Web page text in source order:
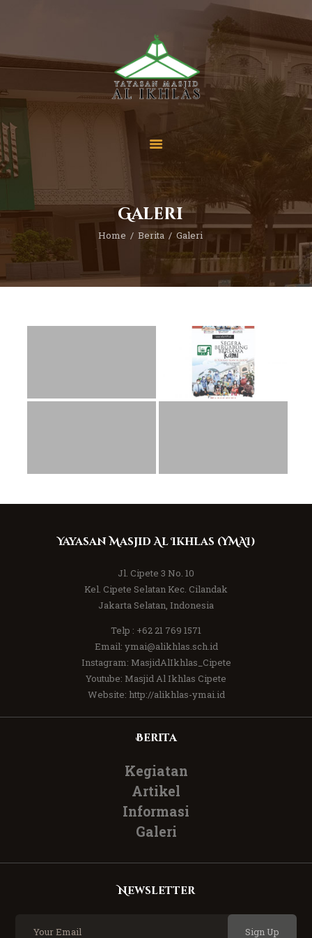
Galeri
Home Berita Galeri
Tentang Kami
Sekolah
Berita
Yuk Berdonasi
Kontak
Yayasan Masjid Al Ikhlas (YMAI)
Jl. Cipete 3 No. 10
Kel. Cipete Selatan Kec. Cilandak
Jakarta Selatan, Indonesia
Telp : +62 21 769 1571
Email: ymai@alikhlas.sch.id
Instagram: MasjidAlIkhlas_Cipete
Youtube: Masjid Al Ikhlas Cipete
Website: http://alikhlas-ymai.id
Berita
Kegiatan
Artikel
Informasi
Galeri
Newsletter
Sign Up